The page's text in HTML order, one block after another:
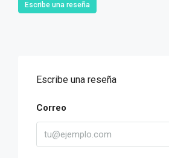
Escribe una reseña
Escribe una reseña
Correo